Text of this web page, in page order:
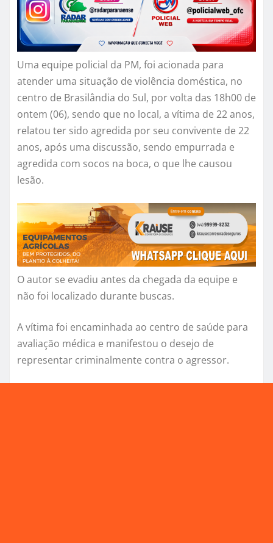
Uma equipe policial da PM, foi acionada para
atender uma situação de violência doméstica, no
centro de Brasilândia do Sul, por volta das 18h00 de
ontem (06), sendo que no local, a vítima de 22 anos,
relatou ter sido agredida por seu convivente de 22
anos, após uma discussão, sendo empurrada e
agredida com socos na boca, o que lhe causou
lesão.
O autor se evadiu antes da chegada da equipe e
não foi localizado durante buscas.
A vítima foi encaminhada ao centro de saúde para
avaliação médica e manifestou o desejo de
representar criminalmente contra o agressor.